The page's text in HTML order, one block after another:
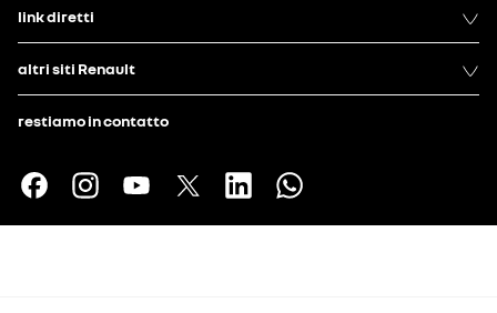
link diretti
altri siti Renault
restiamo in contatto